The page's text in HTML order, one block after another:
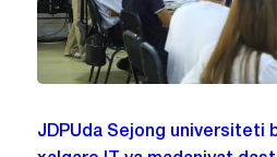
JDPUda Sejong universiteti